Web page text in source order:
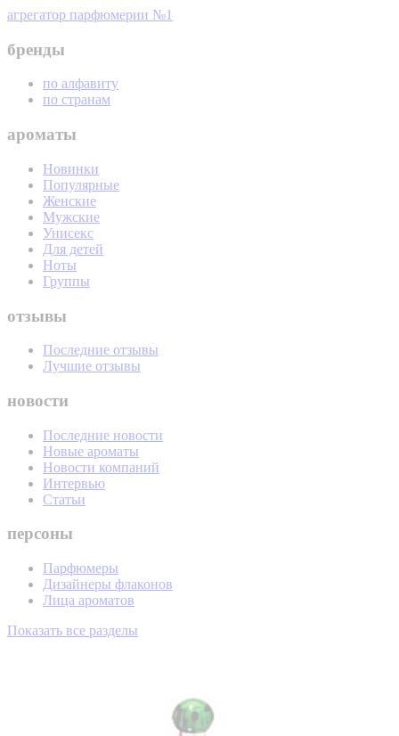
агрегатор парфюмерии №1
бренды
по алфавиту
по странам
ароматы
Новинки
Популярные
Женские
Мужские
Унисекс
Для детей
Ноты
Группы
отзывы
Последние отзывы
Лучшие отзывы
новости
Последние новости
Новые ароматы
Новости компаний
Интервью
Статьи
персоны
Парфюмеры
Дизайнеры флаконов
Лица ароматов
Показать все разделы